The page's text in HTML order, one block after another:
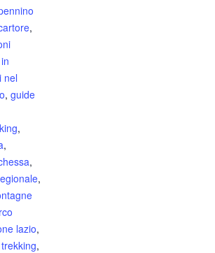
,
nel
, guide
,
,
,
,
lazio,
trekking,